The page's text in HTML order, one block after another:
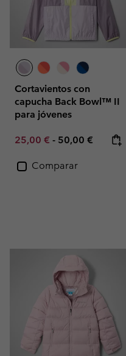
Cortavientos con
capucha Back Bowl™ II
para jóvenes
Minimum sale price:
25,00 € - Maximum price:
50,00 €
Comparar